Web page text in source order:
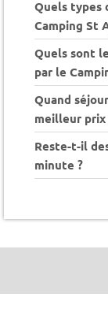
Quels types
Camping St
Quels sont
par le
Quand
meilleur prix
Reste-t-il
minute ?